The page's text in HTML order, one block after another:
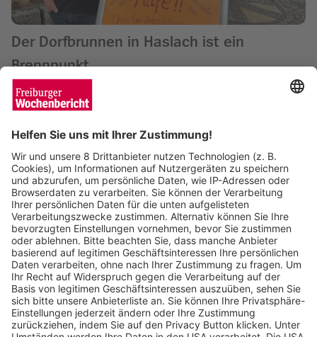
Der Dorfbrunnen in Haslach ist ein
Brennpunkt